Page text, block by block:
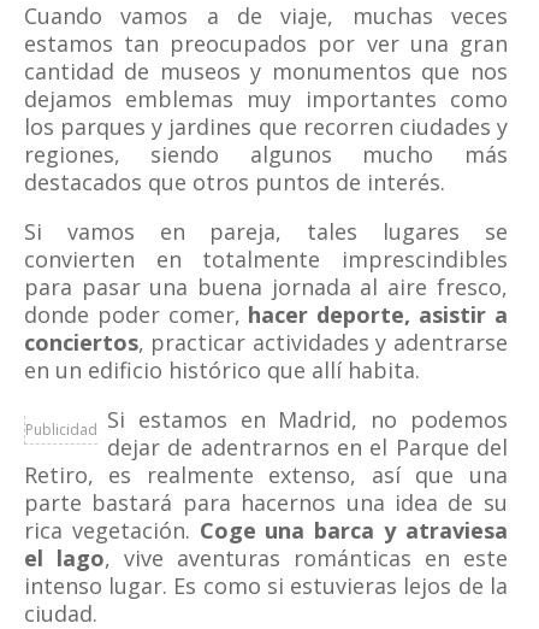
Cuando vamos a de viaje, muchas veces
estamos tan preocupados por ver una gran
cantidad de museos y monumentos que nos
dejamos emblemas muy importantes como
los parques y jardines que recorren ciudades y
regiones, siendo algunos mucho más
destacados que otros puntos de interés.
Si vamos en pareja, tales lugares se
convierten en totalmente imprescindibles
para pasar una buena jornada al aire fresco,
donde poder comer, hacer deporte, asistir a
conciertos, practicar actividades y adentrarse
en un edificio histórico que allí habita.
Publicidad Si estamos en Madrid, no podemos
dejar de adentrarnos en el Parque del
Retiro, es realmente extenso, así que una
parte bastará para hacernos una idea de su
rica vegetación. Coge una barca y atraviesa
el lago, vive aventuras románticas en este
intenso lugar. Es como si estuvieras lejos de la
ciudad.